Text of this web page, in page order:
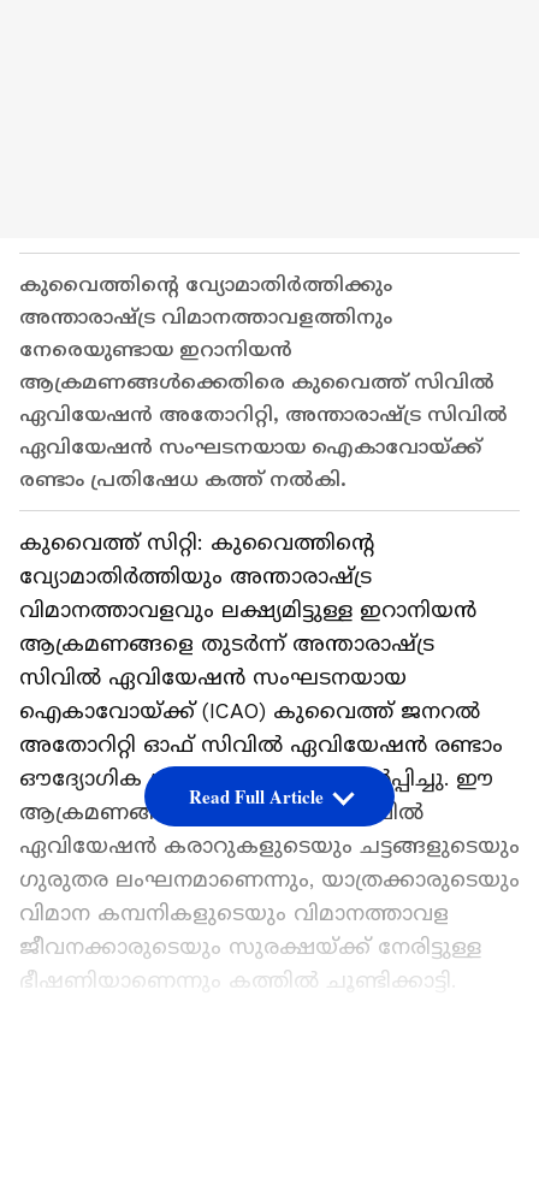
കുവൈത്തിന്റെ വ്യോമാതിർത്തിക്കും
അന്താരാഷ്ട്ര വിമാനത്താവളത്തിനും
നേരെയുണ്ടായ ഇറാനിയൻ
ആക്രമണങ്ങൾക്കെതിരെ കുവൈത്ത് സിവിൽ
ഏവിയേഷൻ അതോറിറ്റി, അന്താരാഷ്ട്ര സിവിൽ
ഏവിയേഷൻ സംഘടനയായ ഐകാവോയ്ക്ക്
രണ്ടാം പ്രതിഷേധ കത്ത് നൽകി.
കുവൈത്ത് സിറ്റി: കുവൈത്തിന്‍റെ
വ്യോമാതിർത്തിയും അന്താരാഷ്ട്ര
വിമാനത്താവളവും ലക്ഷ്യമിട്ടുള്ള ഇറാനിയൻ
ആക്രമണങ്ങളെ തുടർന്ന് അന്താരാഷ്ട്ര
സിവിൽ ഏവിയേഷൻ സംഘടനയായ
ഐകാവോയ്ക്ക് (ICAO) കുവൈത്ത് ജനറൽ
അതോറിറ്റി ഓഫ് സിവിൽ ഏവിയേഷൻ രണ്ടാം
ഔദ്യോഗിക പ്രതിഷേധ കത്ത് സമർപ്പിച്ചു. ഈ
ആക്രമണങ്ങൾ അന്താരാഷ്ട്ര സിവിൽ
ഏവിയേഷൻ കരാറുകളുടെയും ചട്ടങ്ങളുടെയും
ഗുരുതര ലംഘനമാണെന്നും, യാത്രക്കാരുടെയും
വിമാന കമ്പനികളുടെയും വിമാനത്താവള
ജീവനക്കാരുടെയും സുരക്ഷയ്ക്ക് നേരിട്ടുള്ള
ഭീഷണിയാണെന്നും കത്തിൽ ചൂണ്ടിക്കാട്ടി.
Read Full Article